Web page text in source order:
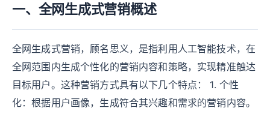
一、全网生成式营销概述
全网生成式营销，顾名思义，是指利用人工智能技术，在
全网范围内生成个性化的营销内容和策略，实现精准触达
目标用户。这种营销方式具有以下几个特点： 1. 个性
化：根据用户画像，生成符合其兴趣和需求的营销内容。